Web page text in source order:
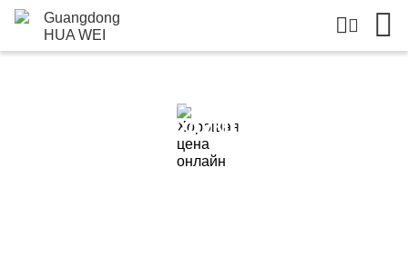
Подробная Информация О
Продукции